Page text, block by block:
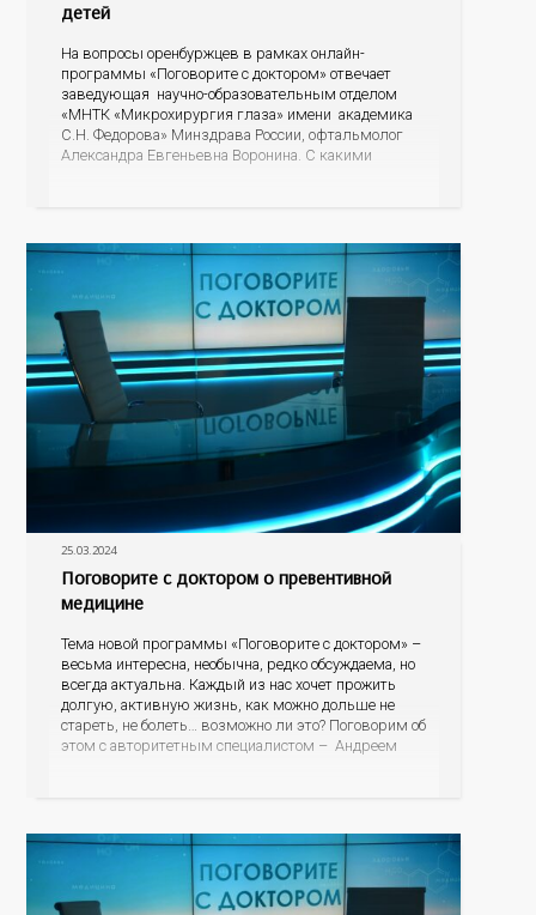
детей
На вопросы оренбуржцев в рамках онлайн-
программы «Поговорите с доктором» отвечает
заведующая научно-образовательным отделом
«МНТК «Микрохирургия глаза» имени академика
С.Н. Федорова» Минздрава России, офтальмолог
Александра Евгеньевна Воронина. С какими
25.03.2024
Поговорите с доктором о превентивной
медицине
Тема новой программы «Поговорите с доктором» –
весьма интересна, необычна, редко обсуждаема, но
всегда актуальна. Каждый из нас хочет прожить
долгую, активную жизнь, как можно дольше не
стареть, не болеть… возможно ли это? Поговорим об
этом с авторитетным специалистом – Андреем